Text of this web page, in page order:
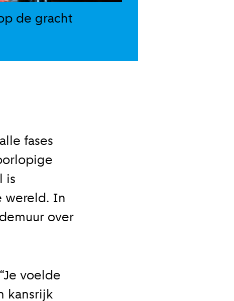
de gracht
fases
is
wereld. In
over
voelde
kansrijk